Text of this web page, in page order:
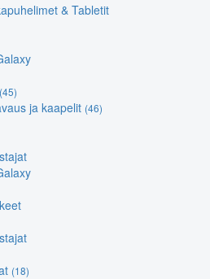
& Tabletit
(45)
ja kaapelit (46)
(18)